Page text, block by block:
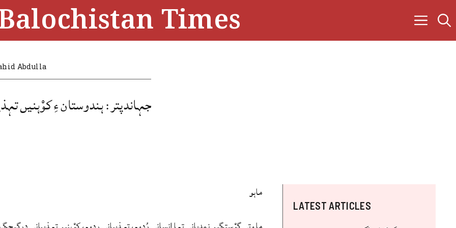
Times
Abdulla
جہاندپتر: ہندوستان ءِ کوْہنیں
ماہو
LATEST ARTICLES